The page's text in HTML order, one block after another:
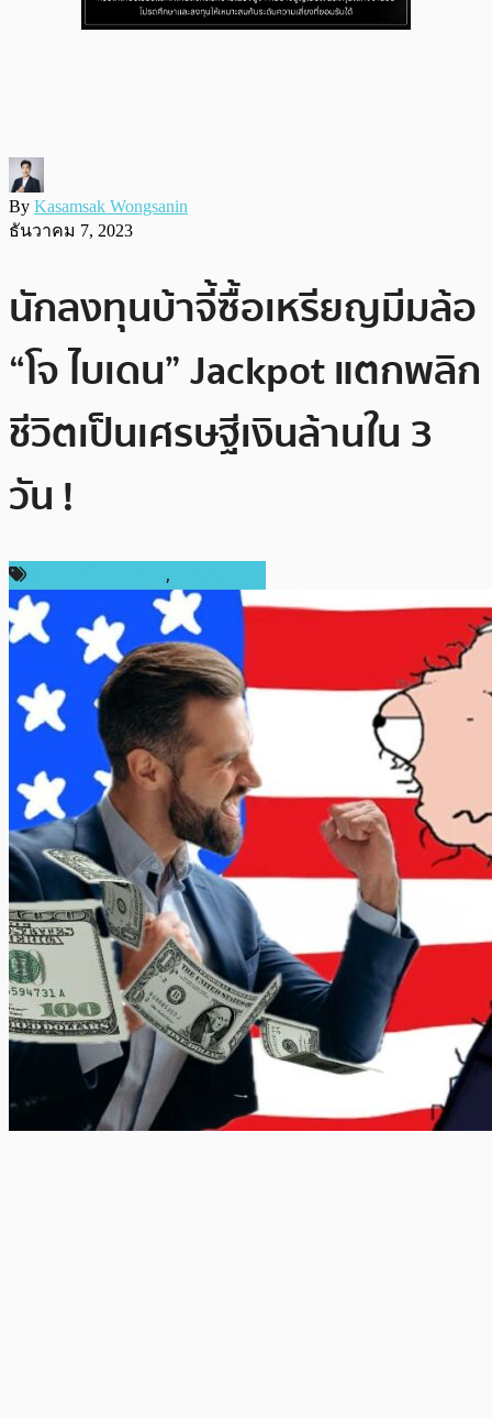
By Kasamsak Wongsanin
ธันวาคม 7, 2023
นักลงทุนบ้าจี้ซื้อเหรียญมีมล้อ
“โจ ไบเดน” Jackpot แตกพลิก
ชีวิตเป็นเศรษฐีเงินล้านใน 3
วัน !
,